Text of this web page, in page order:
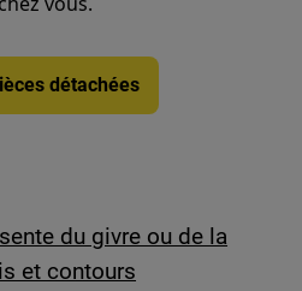
détachées
du givre ou de la
et contours